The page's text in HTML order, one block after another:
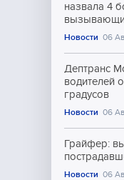
назвала 4
Новости 06
Дептранс
водителей
градусов
Новости 06
Грайфер:
Новости 06